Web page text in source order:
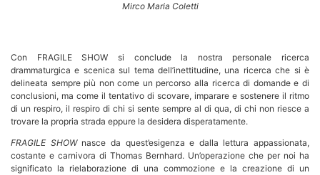
Mirco Maria Coletti
Con FRAGILE SHOW si conclude la nostra personale ricerca
drammaturgica e scenica sul tema dell’inettitudine, una ricerca che si è
delineata sempre più non come un percorso alla ricerca di domande e di
conclusioni, ma come il tentativo di scovare, imparare e sostenere il ritmo
di un respiro, il respiro di chi si sente sempre al di qua, di chi non riesce a
trovare la propria strada eppure la desidera disperatamente.
FRAGILE SHOW nasce da quest’esigenza e dalla lettura appassionata,
costante e carnivora di Thomas Bernhard. Un’operazione che per noi ha
significato la rielaborazione di una commozione e la creazione di un